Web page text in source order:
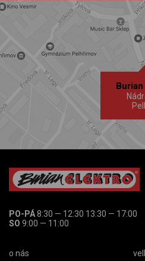
Burian
PO-PÁ8:30 — 12:30 13:30 — 17:00
SO 9:00 — 11:00
o nás